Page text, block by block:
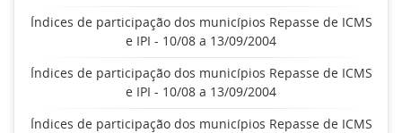
Índices de participação dos municípios Repasse de ICMS
e IPI - 10/08 a 13/09/2004
Índices de participação dos municípios Repasse de ICMS
e IPI - 10/08 a 13/09/2004
Índices de participação dos municípios Repasse de ICMS